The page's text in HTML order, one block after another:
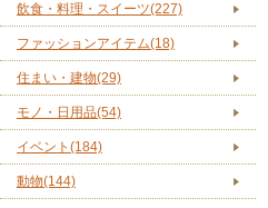
飲食・料理・スイーツ(227)
ファッションアイテム(18)
住まい・建物(29)
モノ・日用品(54)
イベント(184)
動物(144)